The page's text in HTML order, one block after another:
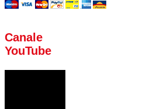
Canale
YouTube